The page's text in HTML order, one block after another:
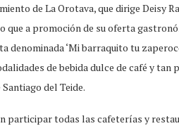
de La Orotava, que dirige Deisy
a promoción de su oferta
‘Mi barraquito tu
de bebida dulce de café y tan
del Teide.
participar todas las cafeterías y